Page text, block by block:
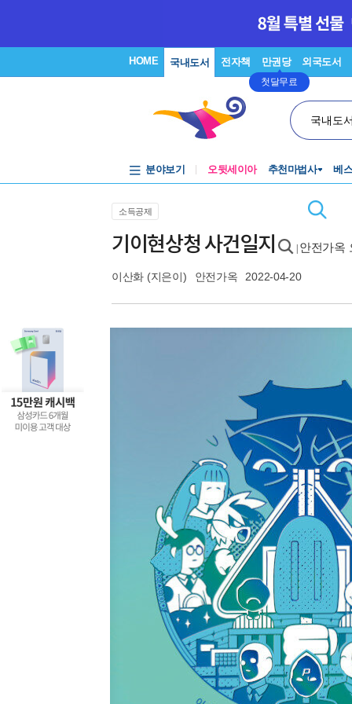
HOME 국내도서 전자책 만권당
첫달무료
외국도서
국내도
분야보기 오뒷세이아 추천마법사 베
소득공제
기이현상청 사건일지 안전가옥
이산화 (지은이) 안전가옥 2022-04-20